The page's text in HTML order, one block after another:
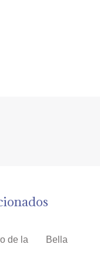
de la
Bella